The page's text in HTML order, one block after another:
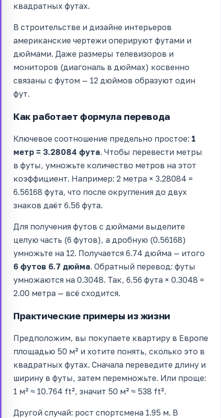
квадратных футах.
В строительстве и дизайне интерьеров
американские чертежи оперируют футами и
дюймами. Даже размеры телевизоров и
мониторов (диагональ в дюймах) косвенно
связаны с футом — 12 дюймов образуют один
фут.
Как работает формула перевода
Ключевое соотношение предельно простое: 1
метр = 3.28084 фута. Чтобы перевести метры
в футы, умножьте количество метров на этот
коэффициент. Например: 2 метра × 3.28084 =
6.56168 фута, что после округления до двух
знаков даёт 6.56 фута.
Для получения футов с дюймами выделите
целую часть (6 футов), а дробную (0.56168)
умножьте на 12. Получается 6.74 дюйма — итого
6 футов 6.7 дюйма. Обратный перевод: футы
умножаются на 0.3048. Так, 6.56 фута × 0.3048 =
2.00 метра — всё сходится.
Практические примеры из жизни
Предположим, вы покупаете квартиру в Европе
площадью 50 м² и хотите понять, сколько это в
квадратных футах. Сначала переведите длину и
ширину в футы, затем перемножьте. Или проще:
1 м² ≈ 10.764 ft², значит 50 м² ≈ 538 ft².
Другой случай: рост спортсмена 1.95 м. В